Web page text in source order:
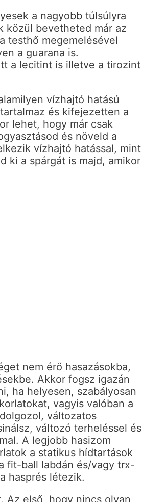
a nagyobb túlsúlyra
közül bevetheted már az
testhő megemelésével
a guarana is.
a lecitint is illetve a tirozint
vízhajtó hatású
és kifejezetten a
lehet, hogy már csak
és növeld a
vízhajtó hatással, mint
ki a spárgát is majd, amikor
nem érő hasazásokba,
Akkor fogsz igazán
ha helyesen, szabályosan
vagyis valóban a
változatos
változó terheléssel és
A legjobb hasizom
a statikus hídtartások
fit-ball labdán és/vagy trx-
hasprés létezik.
első, hogy nincs olyan,